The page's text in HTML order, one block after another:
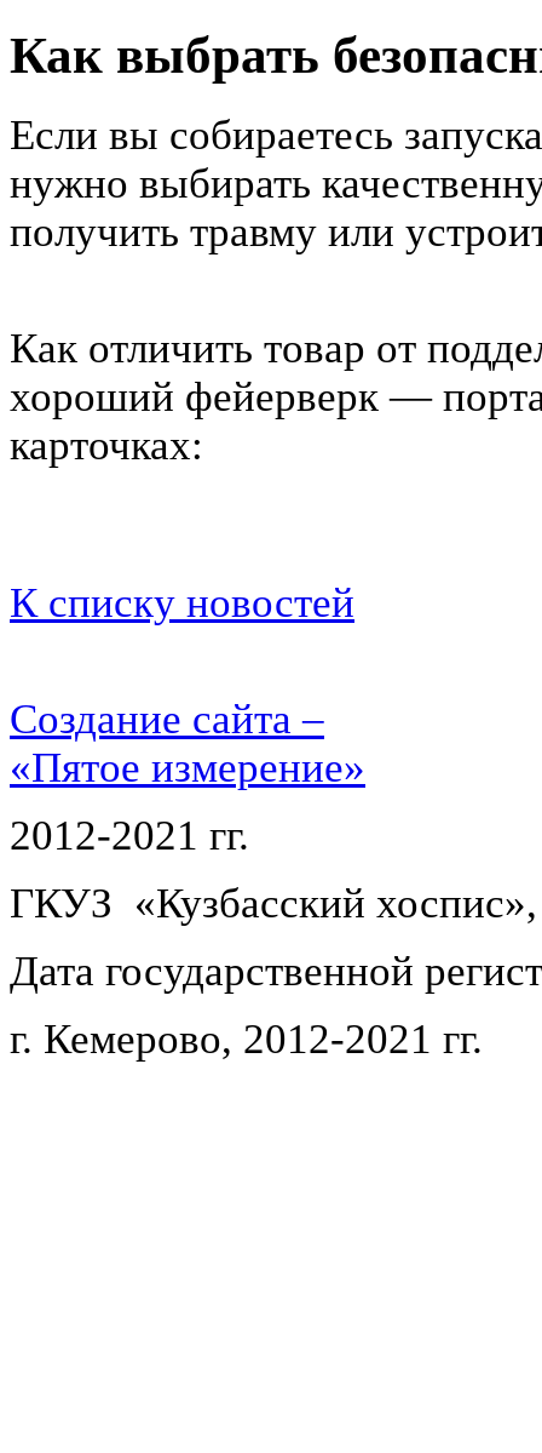
Как выбрать
Если вы собираетесь
нужно выбирать
получить травму или
Как отличить товар от
хороший фейерверк —
карточках:
К списку новостей
Создание сайта –
«Пятое измерение»
2012-2021 гг.
ГКУЗ «Кузбасский хоспис»,
Дата государственной
г. Кемерово, 2012-2021 гг.